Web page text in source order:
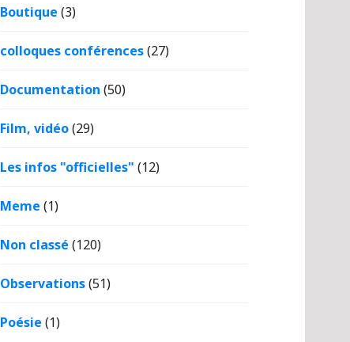
Boutique (3)
colloques conférences(27)
Documentation (50)
Film, vidéo(29)
Les infos "officielles" (12)
Meme (1)
Non classé (120)
Observations(51)
Poésie (1)